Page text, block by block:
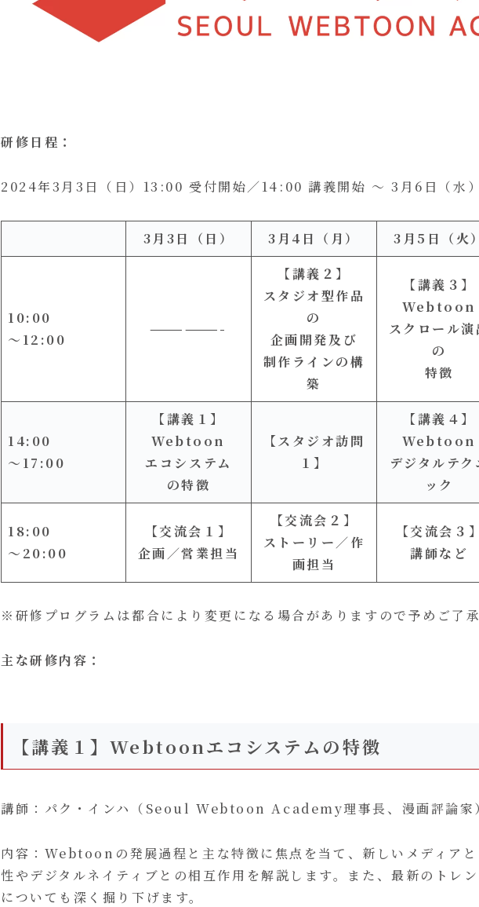
研修日程：
2024年3月3日（日）13:00 受付開始／14:00 講義開始 〜 3月6日（水
3月3日（日） 3月4日（月） 3月5日（火）
10:00
〜12:00
——————-
【講義２】
スタジオ型作品
の
企画開発及び
制作ラインの構
築
【講義３】
Webtoon
スクロール演
の
特徴
14:00
〜17:00
【講義１】
Webtoon
エコシステム
の特徴
【スタジオ訪問
１】
【講義４】
Webtoon
デジタルテク
ック
18:00
〜20:00
【交流会１】
企画／営業担当
【交流会２】
ストーリー／作
画担当
【交流会３】
講師など
※研修プログラムは都合により変更になる場合がありますので予めご了承
主な研修内容：
【講義１】Webtoonエコシステムの特徴
講師：パク・インハ（Seoul Webtoon Academy理事長、漫画評論家
内容：Webtoonの発展過程と主な特徴に焦点を当て、新しいメディア
性やデジタルネイティブとの相互作用を解説します。また、最新のトレ
についても深く掘り下げます。